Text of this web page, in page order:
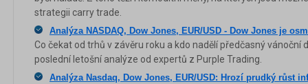
strategii carry trade.
Analýza NASDAQ, Dow Jones, EUR/USD - Dow Jones je
Co čekat od trhů v závěru roku a kdo nadělí předčasný vánoční
poslední letošní analýze od expertů z Purple Trading.
Analýza Nasdaq, Dow Jones, EUR/USD: Hrozí prudký růst